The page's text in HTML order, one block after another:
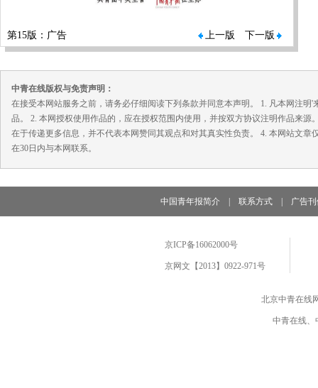
第15版：广告 上一版 下一版
中青在线版权与免责声明：
在接受本网站服务之前，请务必仔细阅读下列条款并同意本声明。 1. 凡本网注
品。 2. 本网授权使用作品的，应在授权范围内使用，并按双方协议注明作品来
在于传递更多信息，并不代表本网赞同其观点和对其真实性负责。 4. 本网站文
在30日内与本网联系。
中国青年报简介 联系方式 广告刊
京ICP备16062000号
京网文【2013】0922-971号
北京中青在线
中青在线、